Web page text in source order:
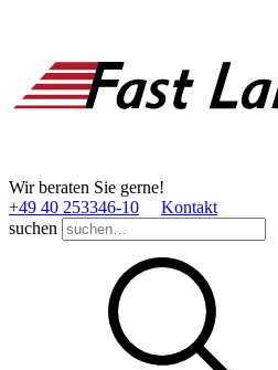
Wir beraten Sie gerne!
+49 40 253346­-10
Kontakt
suchen